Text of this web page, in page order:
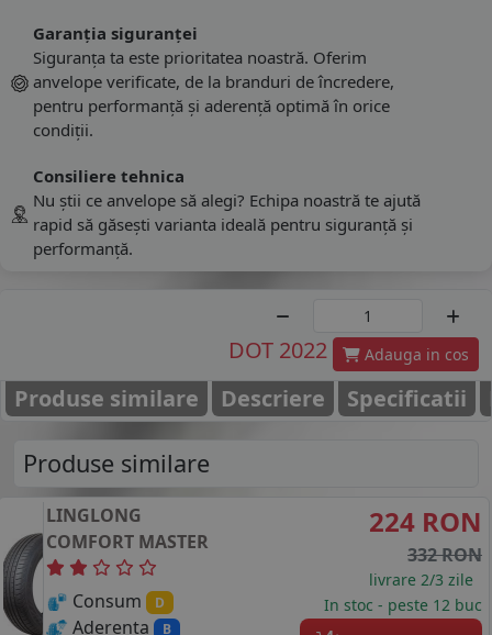
Garanția siguranței
Siguranța ta este prioritatea noastră. Oferim
anvelope verificate, de la branduri de încredere,
pentru performanță și aderență optimă în orice
condiții.
Consiliere tehnica
Nu știi ce anvelope să alegi? Echipa noastră te ajută
rapid să găsești varianta ideală pentru siguranță și
performanță.
DOT 2022 Adauga in cos
Produse similare Descriere Specificatii
Produse similare
LINGLONG
COMFORT MASTER
Consum D
Aderenta B
224 RON
332 RON
livrare 2/3 zile
In stoc - peste 12 buc